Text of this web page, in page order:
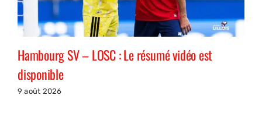
Hambourg SV – LOSC : Le résumé vidéo est
disponible
9 août 2026